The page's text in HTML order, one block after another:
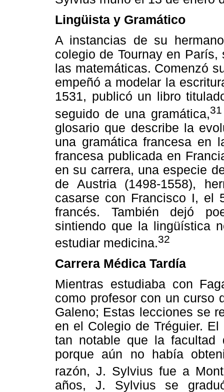
Lingüista y Gramático
A instancias de su
colegio de Tournay en
las matemáticas. Comenzó
empeñó a modelar la
1531, publicó un libro
seguido de una gramática,31
glosario que describe la
una gramática francesa en
francesa publicada en
en su carrera, una especie
de Austria (1498-1558),
casarse con Francisco I, el
francés. También dejó
sintiendo que la lingüística
estudiar medicina.32
Carrera Médica Tardía
Mientras estudiaba con
como profesor con un curso
Galeno; Estas lecciones se
en el Colegio de Tréguier.
tan notable que la facultad
porque aún no había
razón, J. Sylvius fue a
años, J. Sylvius se